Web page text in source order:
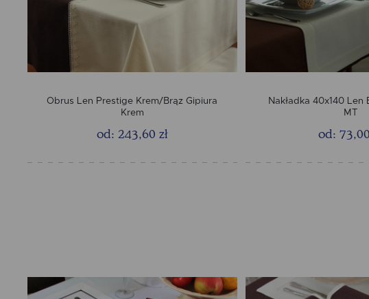
Obrus Len Prestige Krem/Brąz Gipiura
Krem
od: 243,60 zł
Nakładka 40x140 Len
MT
od: